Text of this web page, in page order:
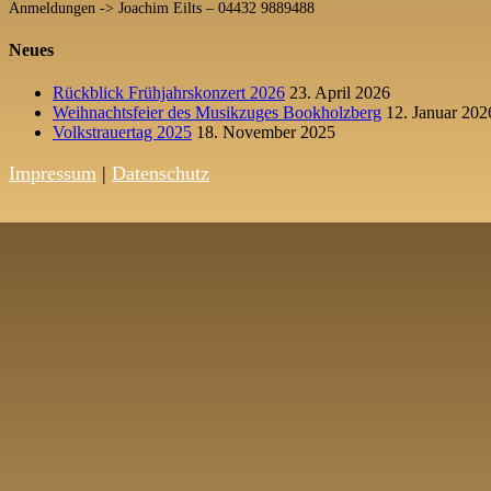
Anmeldungen -> Joachim Eilts – 04432 9889488
Neues
Rückblick Frühjahrskonzert 2026 23. April 2026
Weihnachtsfeier des Musikzuges Bookholzberg 12. Januar
Volkstrauertag 2025 18. November 2025
Impressum | Datenschutz